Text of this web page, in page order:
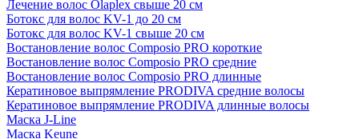
Лечение волос Olapleх свыше 20 см
Ботокс для волос KV-1 до 20 см
Ботокс для волос KV-1 свыше 20 см
Востановление волос Composio PRO короткие
Востановление волос Composio PRO средние
Востановление волос Composio PRO длинные
Кератиновое выпрямление PRODIVA средние волосы
Кератиновое выпрямление PRODIVA длинные волосы
Маска J-Line
Маска Keune